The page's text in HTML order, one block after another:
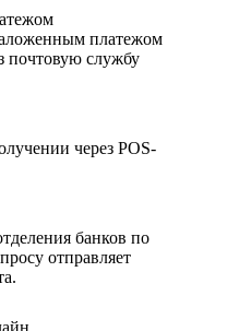
платежом
почтовую службу
через POS-
банков по
отправляет